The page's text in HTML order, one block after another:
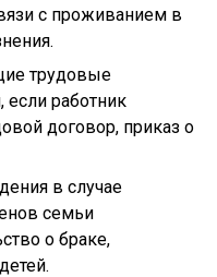
с проживанием в
трудовые
если работник
договор, приказ о
в случае
семьи
о браке,